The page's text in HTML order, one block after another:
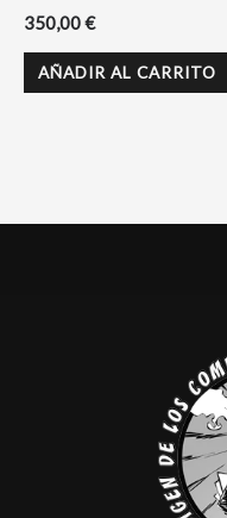
350,00€
AÑADIR AL CARRITO